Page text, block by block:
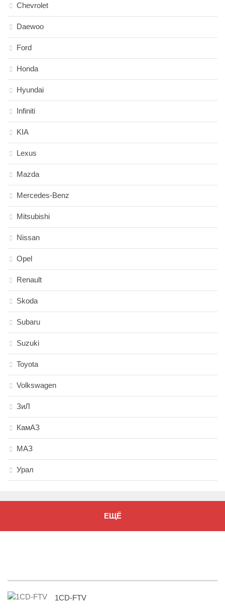
Chevrolet
Daewoo
Ford
Honda
Hyundai
Infiniti
KIA
Lexus
Mazda
Mercedes-Benz
Mitsubishi
Nissan
Opel
Renault
Skoda
Subaru
Suzuki
Toyota
Volkswagen
ЗиЛ
КамАЗ
МАЗ
Урал
ЕЩЁ
1CD-FTV